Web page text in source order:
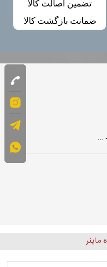
تضمین اصالت کالا
ضمانت بازگشت کالا